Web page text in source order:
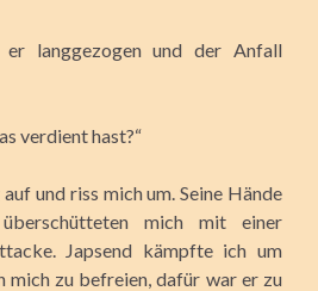
er langgezogen und der Anfall
verdient hast?“
auf und riss mich um. Seine Hände
mich mit einer
Japsend kämpfte ich um
mich zu befreien, dafür war er zu